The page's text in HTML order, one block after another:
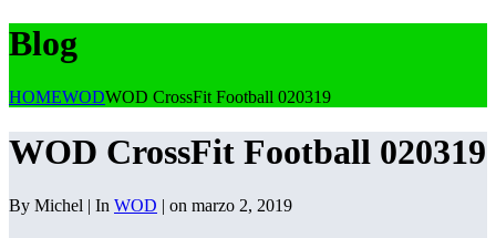
Blog
HOMEWODWOD CrossFit Football 020319
WOD CrossFit Football 020319
By Michel | In WOD | on marzo 2, 2019